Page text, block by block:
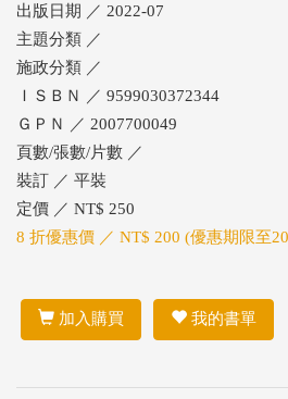
出版日期 ／ 2022-07
主題分類 ／
施政分類 ／
ＩＳＢＮ ／ 9599030372344
ＧＰＮ ／ 2007700049
頁數/張數/片數 ／
裝訂 ／ 平裝
定價 ／ NT$ 250
8 折優惠價 ／ NT$ 200 (優惠期限至
加入購買 我的書單